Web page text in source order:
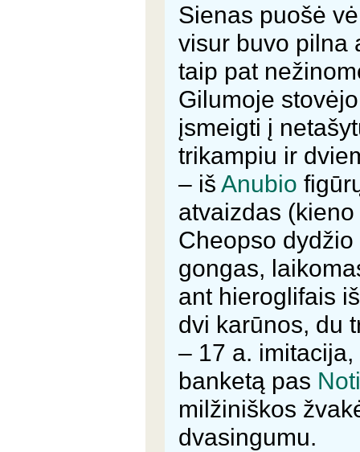
Sienas puošė
visur buvo pilna
taip pat
Gilumoje
įsmeigti į
trikampiu ir
– iš Anubio
atvaizdas
Cheopso
gongas,
ant hieroglifais
dvi karūnos, du
– 17 a.
banketą pas
milžiniškos
dvasingumu.